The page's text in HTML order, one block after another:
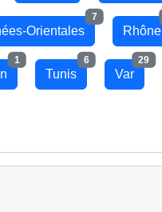
Orientales
7
Rhône
1
Tunis
6
Var
29